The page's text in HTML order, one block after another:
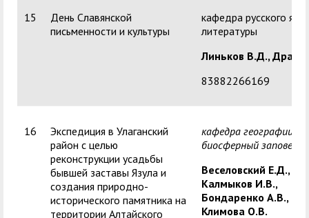
15
День Славянской
письменности и культуры
кафедра русского
литературы
Линьков В.Д.,
83882266169
16
Экспедиция в Улаганский
район с целью
реконструкции усадьбы
бывшей заставы Язула и
создания природно-
исторического памятника на
территории Алтайского
кафедра географии,
биосферный
Веселовский Е.Д.,
Калмыков И.В.,
Бондаренко А.В.,
Климова О.В.